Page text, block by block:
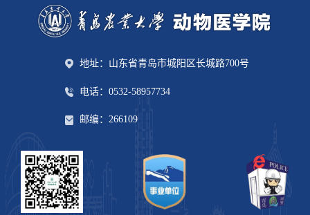
地址：山东省青岛市城阳区长城路700号
电话：0532-58957734
邮编：266109